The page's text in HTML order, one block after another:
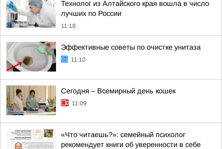
Технолог из Алтайского края вошла в число
лучших по России
11:18
Эффективные советы по очистке унитаза
11:10
Сегодня – Всемирный день кошек
11:09
«Что читаешь?»: семейный психолог
рекомендует книги об уверенности в себе